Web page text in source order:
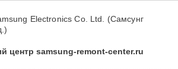
Electronics Co. Ltd. (Самсунг
центр samsung-remont-center.ru